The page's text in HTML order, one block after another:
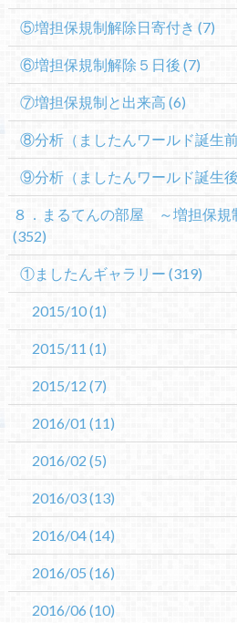
⑤増担保規制解除日寄付き (7)
⑥増担保規制解除５日後 (7)
⑦増担保規制と出来高 (6)
⑧分析（ましたんワールド誕生前
⑨分析（ましたんワールド誕生後
８．まるてんの部屋 ～増担保規
(352)
①ましたんギャラリー (319)
2015/10(1)
2015/11 (1)
2015/12 (7)
2016/01 (11)
2016/02 (5)
2016/03(13)
2016/04(14)
2016/05 (16)
2016/06 (10)